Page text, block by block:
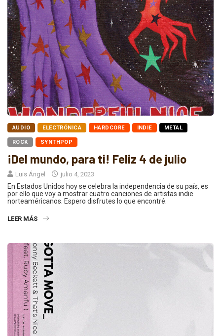
AUDIO ELECTRÓNICA HARDCORE INDIE METAL
ROCK SYNTHPOP
¡Del mundo, para ti! Feliz 4 de julio
Luis Ángel julio 4, 2023
En Estados Unidos hoy se celebra la independencia de su país, es
por ello que voy a mostrar cuatro canciones de artistas indie
norteaméricanos. Espero disfrutes lo que encontré.
LEER MÁS